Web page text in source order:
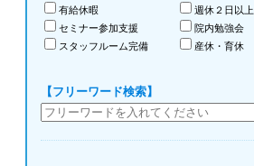
有給休暇
週休２日以上
セミナー参加支援
院内勉強会
スタッフルーム完備
産休・育休
【フリーワード検索】